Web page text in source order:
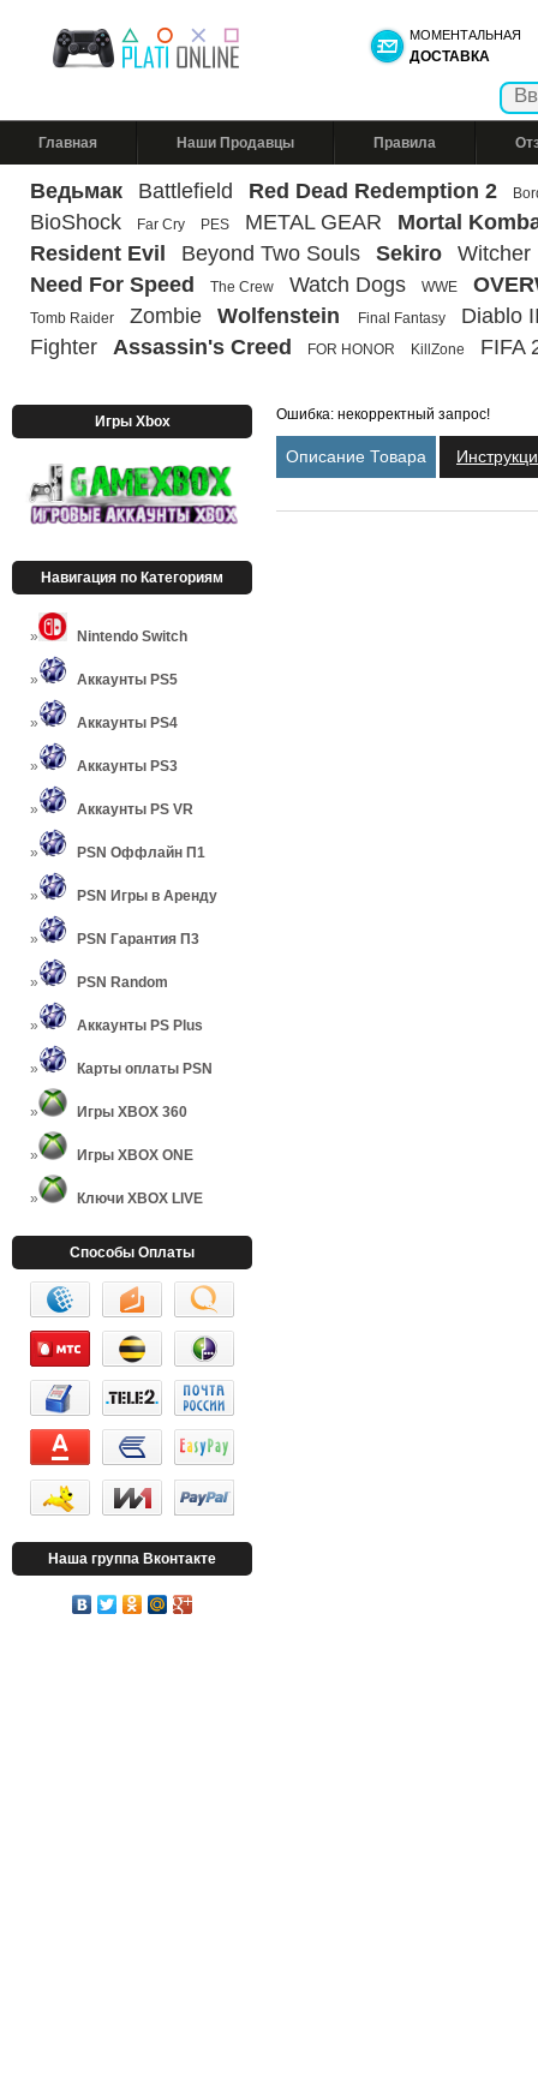
МОМЕНТАЛЬНАЯ
ДОСТАВКА
Главная Наши Продавцы Правила
Ведьмак Battlefield Red Dead Redemption 2
BioShock Far Cry PES METAL GEAR
Mortal
Resident Evil
Beyond Two Souls Sekiro
Witcher
Need For Speed
The Crew Watch Dogs WWE
Tomb Raider Zombie Wolfenstein Final Fantasy
Diablo
Fighter
Assassin's Creed FOR HONOR KillZone FIFA
Игры Xbox
Навигация по Категориям
Nintendo Switch
Аккаунты PS5
Аккаунты PS4
Аккаунты PS3
Аккаунты PS VR
PSN Оффлайн П1
PSN Игры в Аренду
PSN Гарантия П3
PSN Random
Аккаунты PS Plus
Карты оплаты PSN
Игры XBOX 360
Игры XBOX ONE
Ключи XBOX LIVE
Способы Оплаты
Наша группа Вконтакте
Ошибка: некорректный запрос!
Описание Товара